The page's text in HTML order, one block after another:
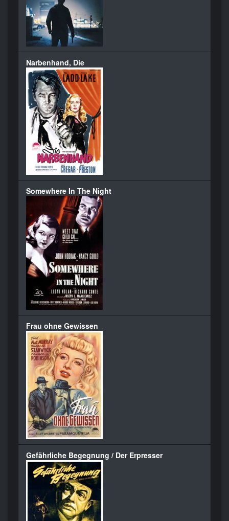
Narbenhand, Die
Somewhere In The Night
Frau ohne Gewissen
Gefährliche Begegnung / Der Erpresser